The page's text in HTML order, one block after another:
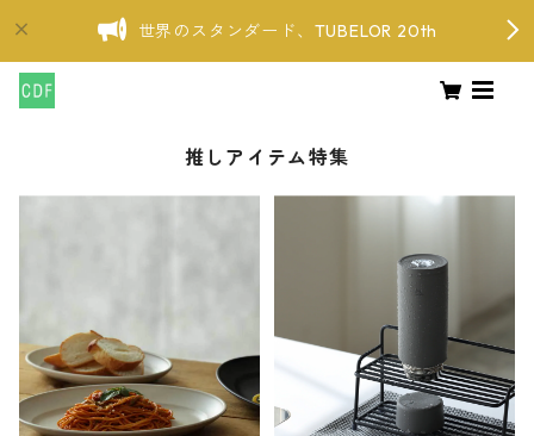
世界のスタンダード、TUBELOR 20th
推しアイテム特集